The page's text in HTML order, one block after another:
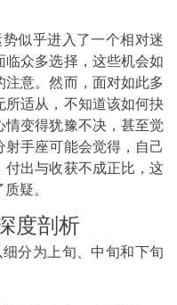
似乎进入了一个相对迷
众多选择，这些机会如
注意。然而，面对如此多
所适从，不知道该如何抉
情变得犹豫不决，甚至觉
手座可能会觉得，自己
付出与收获不成正比，这
疑。
度剖析
分为上旬、中旬和下旬